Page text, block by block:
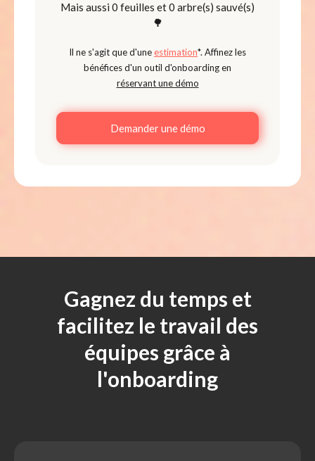
Mais aussi 0 feuilles et0 arbre(s) sauvé(s)
🌳
Il ne s'agit que d'uneestimation*. Affinez les
bénéfices d'un outil d'onboarding en
réservant une démo
Demander une démo
Gagnez du temps et
facilitez le travail des
équipes grâce à
l'onboarding